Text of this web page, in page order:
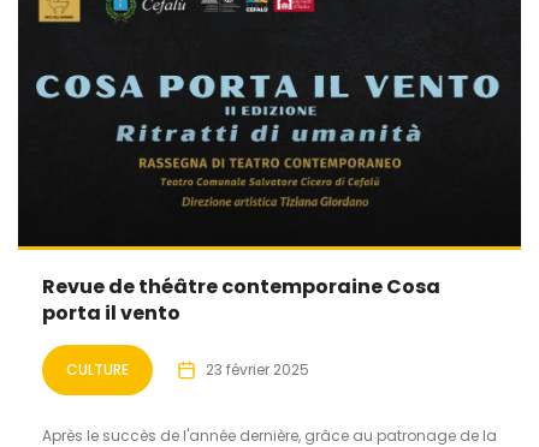
Revue de théâtre contemporaine Cosa
porta il vento
CULTURE 23 février 2025
Après le succès de l'année dernière, grâce au patronage de la